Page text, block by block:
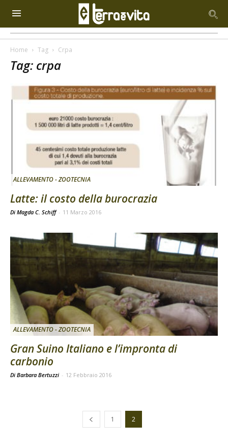
Home Tag Crpa
Tag: crpa
ALLEVAMENTO - ZOOTECNIA
Latte: il costo della burocrazia
Di Magda C. Schiff - 11 Marzo 2016
ALLEVAMENTO - ZOOTECNIA
Gran Suino Italiano e l’impronta di
carbonio
Di Barbara Bertuzzi - 12 Febbraio 2016
1 2